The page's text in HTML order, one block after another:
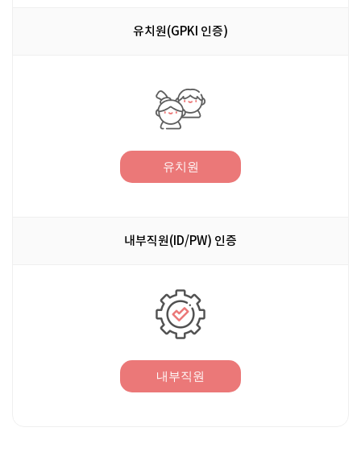
유치원(GPKI 인증)
유치원
내부직원(ID/PW) 인증
내부직원